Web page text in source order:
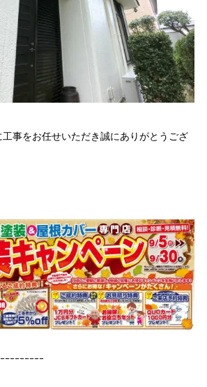
事をお任せいただき誠にありがとうござ
ｰｰｰｰｰｰｰｰ